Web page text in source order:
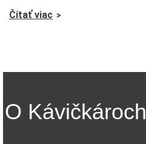
Čítať viac
O Kávičkároch